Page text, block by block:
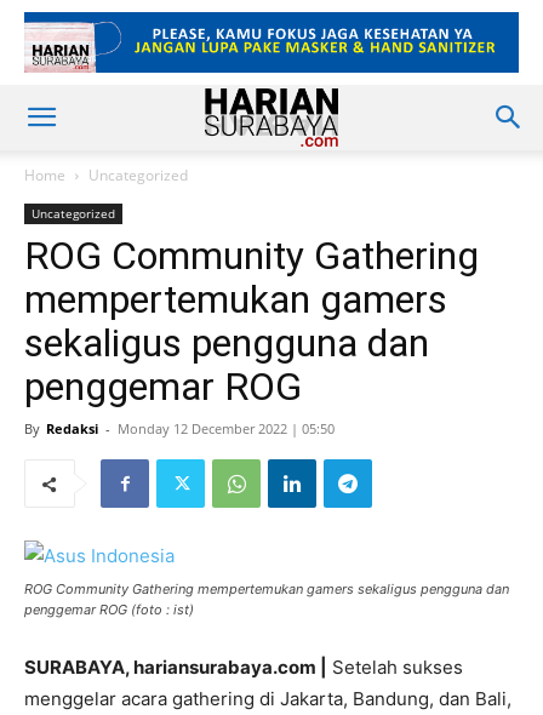
Home Uncategorized
Uncategorized
ROG Community Gathering
mempertemukan gamers
sekaligus pengguna dan
penggemar ROG
By Redaksi - Monday 12 December 2022 | 05:50
ROG Community Gathering mempertemukan gamers sekaligus pengguna dan
penggemar ROG (foto : ist)
SURABAYA, hariansurabaya.com |
Setelah sukses
menggelar acara gathering di Jakarta, Bandung, dan Bali,